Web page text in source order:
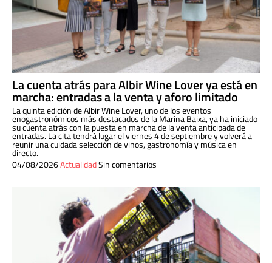
La cuenta atrás para Albir Wine Lover ya está en
marcha: entradas a la venta y aforo limitado
La quinta edición de Albir Wine Lover, uno de los eventos
enogastronómicos más destacados de la Marina Baixa, ya ha iniciado
su cuenta atrás con la puesta en marcha de la venta anticipada de
entradas. La cita tendrá lugar el viernes 4 de septiembre y volverá a
reunir una cuidada selección de vinos, gastronomía y música en
directo.
04/08/2026ActualidadSin comentarios